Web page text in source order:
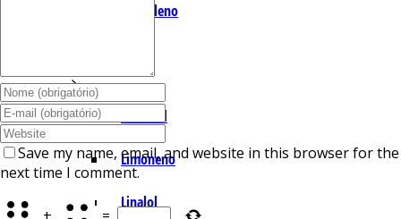
Humuleno
Lemonal
Limoneno
Linalol
Save my name, email, and website in this browser for the
next time I comment.